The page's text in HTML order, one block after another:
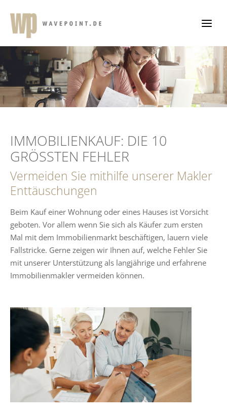
Inhalt
springen
IMMOBILIENKAUF: DIE 10
GRÖSSTEN FEHLER
Vermeiden Sie mithilfe unserer Makler
Enttäuschungen
Beim Kauf einer Wohnung oder eines Hauses ist Vorsicht
geboten. Vor allem wenn Sie sich als Käufer zum ersten
Mal mit dem Immobilienmarkt beschäftigen, lauern viele
Fallstricke. Gerne zeigen wir Ihnen auf, welche Fehler Sie
mit unserer Unterstützung als langjährige und erfahrene
Immobilienmakler vermeiden können.